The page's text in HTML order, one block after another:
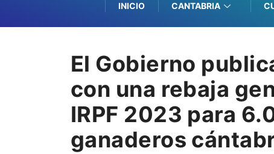
INICIO CANTABRIA
El Gobierno
con una rebaja
IRPF 2023 para
ganaderos